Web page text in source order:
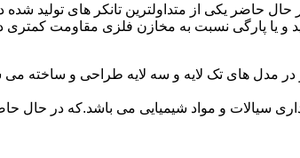
حاضر یکی از متداولترین تانکر های تولید
و یا پارگی نسبت به مخازن فلزی مقاومت کمتری
مدل های تک لایه و سه لایه طراحی و ساخته
سیالات و مواد شیمیایی می باشد.که در